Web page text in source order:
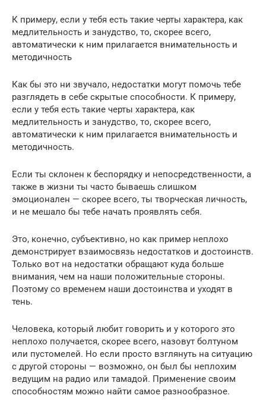
К примеру, если у тебя есть такие черты характера, как
медлительность и занудство, то, скорее всего,
автоматически к ним прилагается внимательность и
методичность
Как бы это ни звучало, недостатки могут помочь тебе
разглядеть в себе скрытые способности. К примеру,
если у тебя есть такие черты характера, как
медлительность и занудство, то, скорее всего,
автоматически к ним прилагается внимательность и
методичность.
Если ты склонен к беспорядку и непосредственности, а
также в жизни ты часто бываешь слишком
эмоционален — скорее всего, ты творческая личность,
и не мешало бы тебе начать проявлять себя.
Это, конечно, субъективно, но как пример неплохо
демонстрирует взаимосвязь недостатков и достоинств.
Только вот на недостатки обращают куда больше
внимания, чем на наши положительные стороны.
Поэтому со временем наши достоинства и уходят в
тень.
Человека, который любит говорить и у которого это
неплохо получается, скорее всего, назовут болтуном
или пустомелей. Но если просто взглянуть на ситуацию
с другой стороны — возможно, он был бы неплохим
ведущим на радио или тамадой. Применение своим
способностям можно найти самое разнообразное.